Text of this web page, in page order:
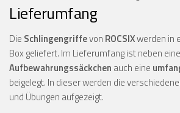
Lieferumfang
Die Schlingengriffevon ROCSIXwerden in
Box geliefert. Im Lieferumfang ist neben
Aufbewahrungssäckchen auch eine
beigelegt. In dieser werden die
und Übungen aufgezeigt.